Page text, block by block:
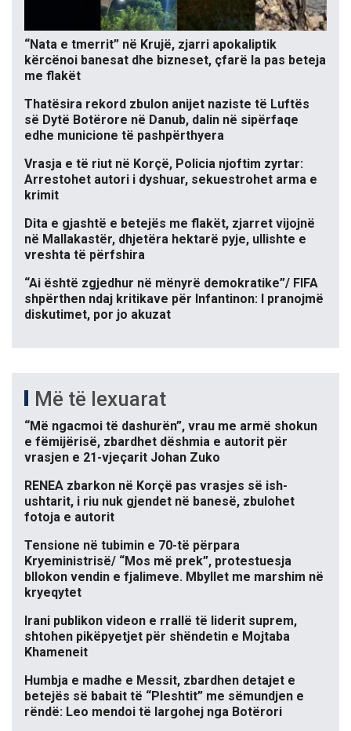
“Nata e tmerrit” në Krujë, zjarri apokaliptik
kërcënoi banesat dhe bizneset, çfarë la pas beteja
me flakët
Thatësira rekord zbulon anijet naziste të Luftës
së Dytë Botërore në Danub, dalin në sipërfaqe
edhe municione të pashpërthyera
Vrasja e të riut në Korçë, Policia njoftim zyrtar:
Arrestohet autori i dyshuar, sekuestrohet arma e
krimit
Dita e gjashtë e betejës me flakët, zjarret vijojnë
në Mallakastër, dhjetëra hektarë pyje, ullishte e
vreshta të përfshira
“Ai është zgjedhur në mënyrë demokratike”/ FIFA
shpërthen ndaj kritikave për Infantinon: I pranojmë
diskutimet, por jo akuzat
Më të lexuarat
“Më ngacmoi të dashurën”, vrau me armë shokun
e fëmijërisë, zbardhet dëshmia e autorit për
vrasjen e 21-vjeçarit Johan Zuko
RENEA zbarkon në Korçë pas vrasjes së ish-
ushtarit, i riu nuk gjendet në banesë, zbulohet
fotoja e autorit
Tensione në tubimin e 70-të përpara
Kryeministrisë/ “Mos më prek”, protestuesja
bllokon vendin e fjalimeve. Mbyllet me marshim në
kryeqytet
Irani publikon videon e rrallë të liderit suprem,
shtohen pikëpyetjet për shëndetin e Mojtaba
Khameneit
Humbja e madhe e Messit, zbardhen detajet e
betejës së babait të “Pleshtit” me sëmundjen e
rëndë: Leo mendoi të largohej nga Botërori